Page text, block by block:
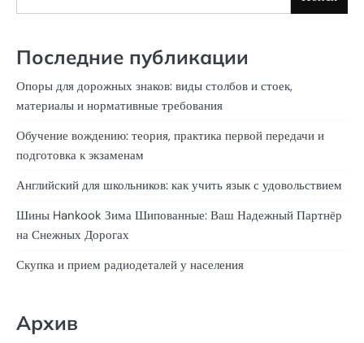
Последние публикации
Опоры для дорожных знаков: виды столбов и стоек,
материалы и нормативные требования
Обучение вождению: теория, практика первой передачи и
подготовка к экзаменам
Английский для школьников: как учить язык с удовольствием
Шины Hankook Зима Шипованные: Ваш Надежный Партнёр
на Снежных Дорогах
Скупка и прием радиодеталей у населения
Архив